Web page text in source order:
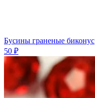
Бусины граненые биконус
50 ₽